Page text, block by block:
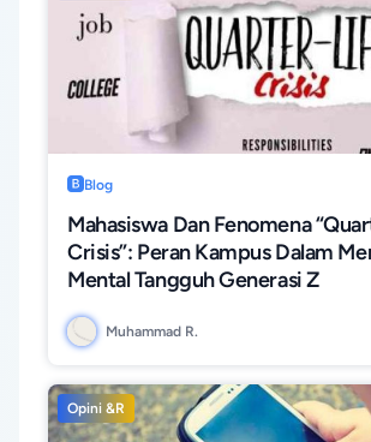
Blog
Mahasiswa Dan Fenomena
Crisis”: Peran Kampus Dalam
Mental Tangguh Generasi Z
Muhammad R.
Opini &R